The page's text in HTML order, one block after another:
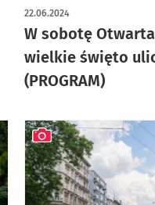
W sobotę
wielkie święto
(PROGRAM)
22.06.2024